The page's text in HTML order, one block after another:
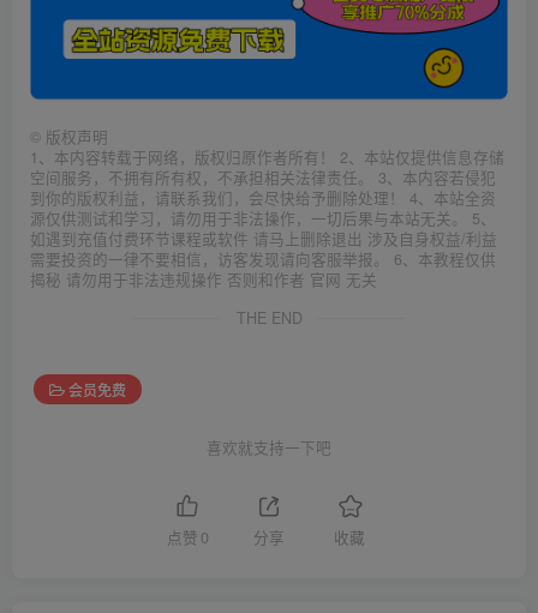
© 版权声明
1、本内容转载于网络，版权归原作者所有！ 2、本站仅提供信息存储
空间服务，不拥有所有权，不承担相关法律责任。 3、本内容若侵犯
到你的版权利益，请联系我们，会尽快给予删除处理！ 4、本站全资
源仅供测试和学习，请勿用于非法操作，一切后果与本站无关。 5、
如遇到充值付费环节课程或软件 请马上删除退出 涉及自身权益/利益
需要投资的一律不要相信，访客发现请向客服举报。 6、本教程仅供
揭秘 请勿用于非法违规操作 否则和作者 官网 无关
THE END
会员免费
喜欢就支持一下吧
点赞 0 分享 收藏